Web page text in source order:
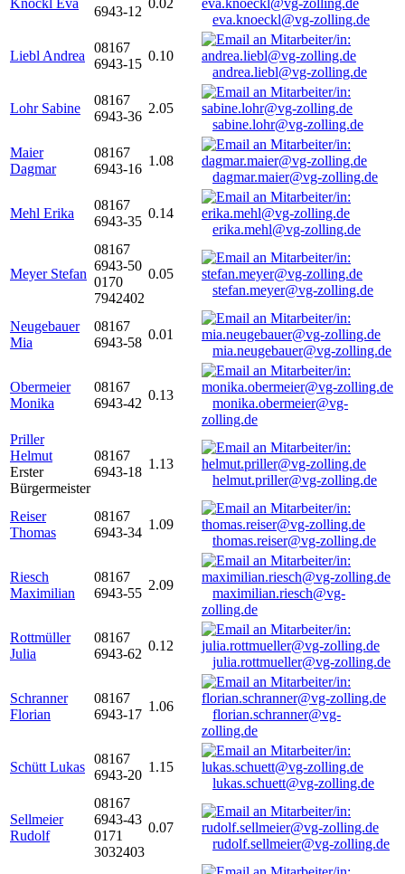
Knöckl Eva
6943-12
0.02
eva.knoeckl@vg-zolling.de
Liebl Andrea
08167
6943-15
0.10
andrea.liebl@vg-zolling.de
Lohr Sabine
08167
6943-36
2.05
sabine.lohr@vg-zolling.de
Maier
Dagmar
08167
6943-16
1.08
dagmar.maier@vg-zolling.de
Mehl Erika
08167
6943-35
0.14
erika.mehl@vg-zolling.de
Meyer Stefan
08167
6943-50
0170
7942402
0.05
stefan.meyer@vg-zolling.de
Neugebauer
Mia
08167
6943-58
0.01
mia.neugebauer@vg-zolling.de
Obermeier
Monika
08167
6943-42
0.13
monika.obermeier@vg-
zolling.de
Priller
Helmut
Erster
Bürgermeister
08167
6943-18
1.13
helmut.priller@vg-zolling.de
Reiser
Thomas
08167
6943-34
1.09
thomas.reiser@vg-zolling.de
Riesch
Maximilian
08167
6943-55
2.09
maximilian.riesch@vg-
zolling.de
Rottmüller
Julia
08167
6943-62
0.12
julia.rottmueller@vg-zolling.de
Schranner
Florian
08167
6943-17
1.06
florian.schranner@vg-
zolling.de
Schütt Lukas
08167
6943-20
1.15
lukas.schuett@vg-zolling.de
Sellmeier
Rudolf
08167
6943-43
0171
3032403
0.07
rudolf.sellmeier@vg-zolling.de